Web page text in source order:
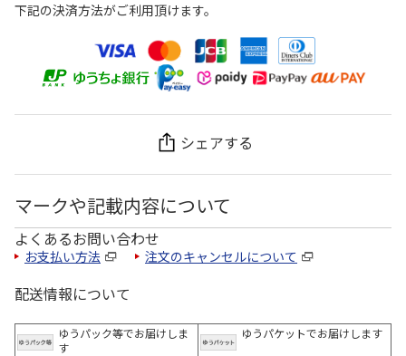
下記の決済方法がご利用頂けます。
シェアする
マークや記載内容について
よくあるお問い合わせ
お支払い方法 注文のキャンセルについて
配送情報について
ゆうパック等でお届けしま
す
ゆうパケットでお届けします